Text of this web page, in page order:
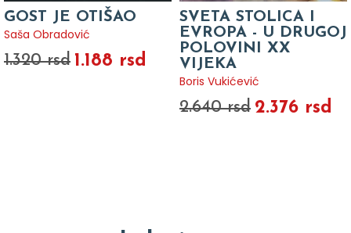
GOST JE OTIŠAO
Saša Obradović
1.320 rsd 1.188 rsd
SVETA STOLICA I
EVROPA - U DRUGOJ
POLOVINI XX
VIJEKA
Boris Vukićević
2.640 rsd 2.376 rsd